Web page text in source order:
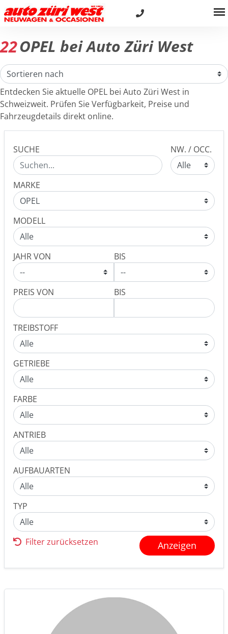
22OPEL bei Auto Züri West
Entdecken Sie aktuelle OPEL bei Auto Züri West in
Schweizweit. Prüfen Sie Verfügbarkeit, Preise und
Fahrzeugdetails direkt online.
SUCHE NW. / OCC.
MARKE
MODELL
JAHR VON BIS
PREIS VON BIS
TREIBSTOFF
GETRIEBE
FARBE
ANTRIEB
AUFBAUARTEN
TYP
Filter zurücksetzen Anzeigen